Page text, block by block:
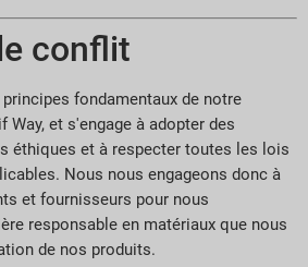
conflit
fondamentaux de notre
Way, et s'engage à adopter des
éthiques et à respecter toutes les lois
Nous nous engageons donc à
et fournisseurs pour nous
responsable en matériaux que nous
de nos produits.